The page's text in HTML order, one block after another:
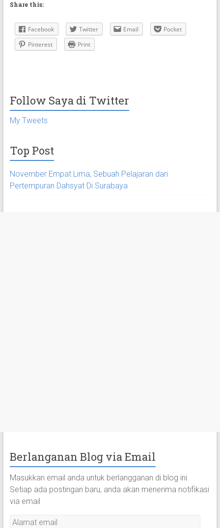
Share this:
Facebook Twitter Email
Pocket
Pinterest
Print
Follow Saya di Twitter
My Tweets
Top Post
November Empat Lima, Sebuah Pelajaran dari
Pertempuran Dahsyat Di Surabaya
Berlanganan Blog via Email
Masukkan email anda untuk berlangganan di blog ini.
Setiap ada postingan baru, anda akan menerima notifikasi
via email
A